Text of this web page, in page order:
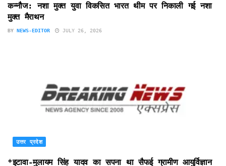
कन्नौज: नशा मुक्त युवा विकसित भारत थीम पर निकाली गई नशा
मुक्त मैराथन
BY NEWS-EDITOR JULY 26, 2026
उत्तर प्रदेश
*इटावा-मुलायम सिंह यादव का सपना था सैफई ग्रामीण आयुर्विज्ञान